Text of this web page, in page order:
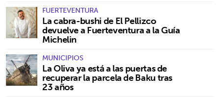
FUERTEVENTURA
La cabra-bushi de El Pellizco
devuelve a Fuerteventura a la Guía
Michelin
MUNICIPIOS
La Oliva ya está a las puertas de
recuperar la parcela de Baku tras
23 años